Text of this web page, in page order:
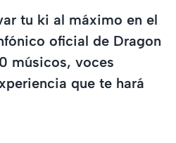
tu ki al máximo en el
oficial de Dragon
músicos, voces
que te hará